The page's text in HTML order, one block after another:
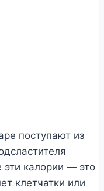
поступают из
эти калории — это
клетчатки или